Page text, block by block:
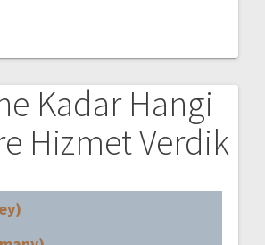
Kadar Hangi
Hizmet Verdik